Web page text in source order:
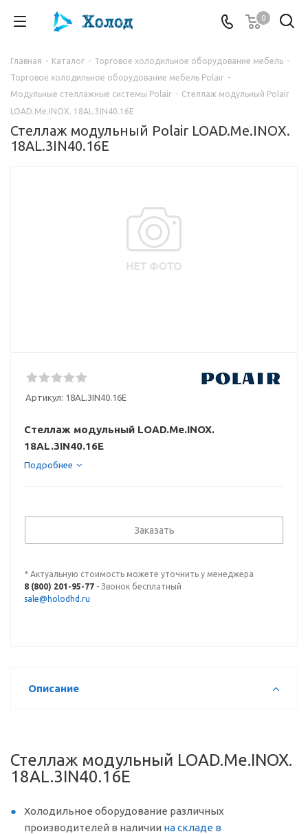
0
Главная - Каталог - Торговое холодильное оборудование мебель -
Торговое холодильное оборудование мебель Polair -
Модульные стеллажные системы Polair - Стеллаж модульный Polair
LOAD.Me.INOX. 18AL.3IN40.16E
Стеллаж модульный Polair LOAD.Me.INOX.
18AL.3IN40.16E
Артикул: 18AL.3IN40.16E
Стеллаж модульный LOAD.Me.INOX.
18AL.3IN40.16E
Подробнее
Заказать
* Актуальную стоимость можете уточнить у менеджера
8 (800) 201-95-77 - Звонок бесплатный
sale@holodhd.ru
Описание
Стеллаж модульный LOAD.Me.INOX.
18AL.3IN40.16E
Холодильное оборудование различных
производителей в наличии на складе в